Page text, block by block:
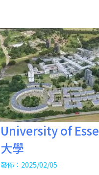
University of
大學
發佈：2025/02/05